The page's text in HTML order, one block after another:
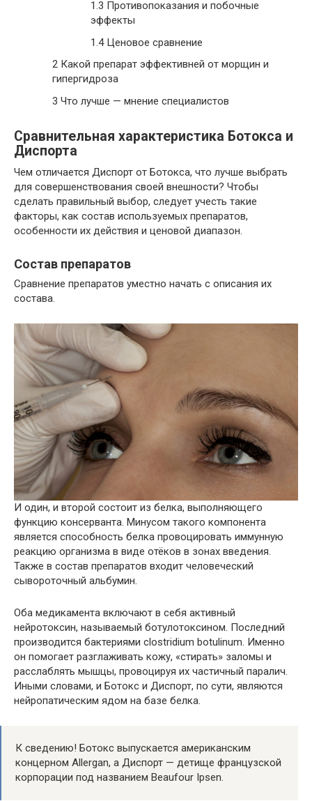
1.3 Противопоказания и побочные
эффекты
1.4Ценовое сравнение
2 Какой препарат эффективней от морщин и
гипергидроза
3 Что лучше — мнение специалистов
Сравнительная характеристика Ботокса и
Диспорта
Чем отличается Диспорт от Ботокса, что лучше выбрать
для совершенствования своей внешности? Чтобы
сделать правильный выбор, следует учесть такие
факторы, как состав используемых препаратов,
особенности их действия и ценовой диапазон.
Состав препаратов
Сравнение препаратов уместно начать с описания их
состава.
И один, и второй состоит из белка, выполняющего
функцию консерванта. Минусом такого компонента
является способность белка провоцировать иммунную
реакцию организма в виде отёков в зонах введения.
Также в состав препаратов входит человеческий
сывороточный альбумин.
Оба медикамента включают в себя активный
нейротоксин, называемый ботулотоксином. Последний
производится бактериями clostridium botulinum. Именно
он помогает разглаживать кожу, «стирать» заломы и
расслаблять мышцы, провоцируя их частичный паралич.
Иными словами, и Ботокс и Диспорт, по сути, являются
нейропатическим ядом на базе белка.
К сведению! Ботокс выпускается американским
концерном Allergan, а Диспорт — детище французской
корпорации под названием Beaufour Ipsen.